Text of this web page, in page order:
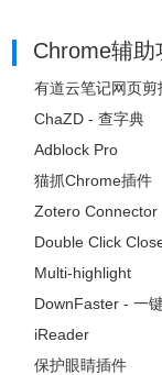
Chrome辅
有道云笔记网页剪
ChaZD - 查字典
Adblock Pro
猫抓Chrome插件
Zotero Connector
Double Click
Multi-highlight
DownFaster - 一
iReader
保护眼睛插件